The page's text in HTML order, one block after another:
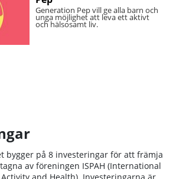
bygger på 8 investeringar för att främja
av föreningen ISPAH (International